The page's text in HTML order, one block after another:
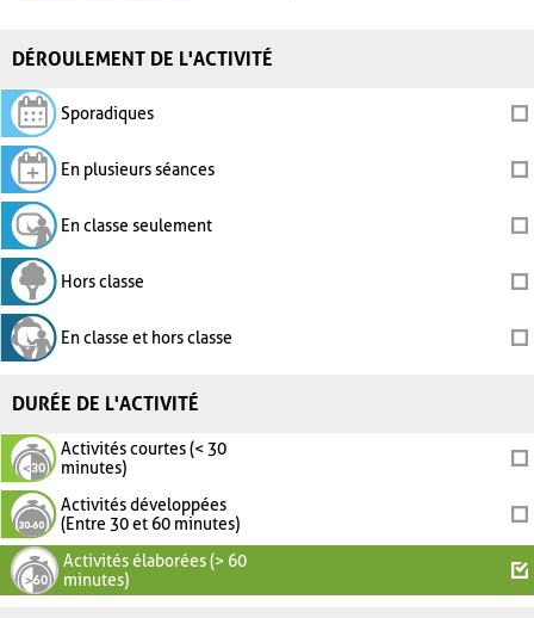
DÉROULEMENT DE L'ACTIVITÉ
Sporadiques
En plusieurs séances
En classe seulement
Hors classe
En classe et hors classe
DURÉE DE L'ACTIVITÉ
Activités courtes (< 30
minutes)
Activités développées
(Entre 30 et 60 minutes)
Activités élaborées (> 60
minutes)